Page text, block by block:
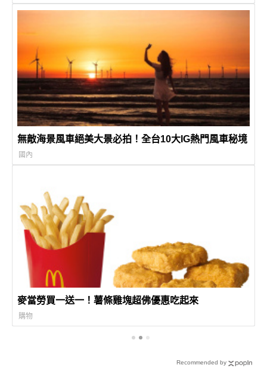
無敵海景風車絕美大景必拍！全台10大IG熱門風車秘境
國內
麥當勞買一送一！薯條雞塊超佛優惠吃起來
購物
Recommended by